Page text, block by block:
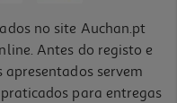
no site Auchan.pt
Antes do registo e
servem
para entregas